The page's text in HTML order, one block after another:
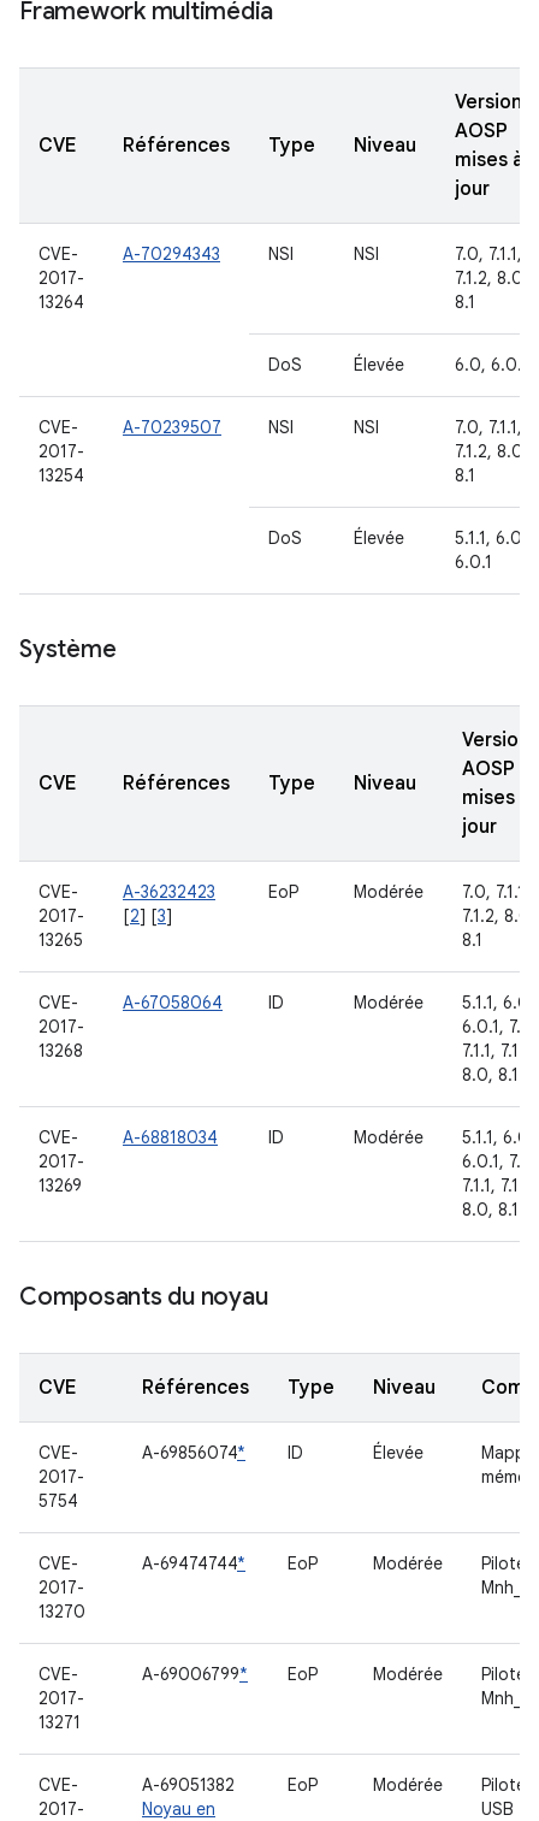
Framework multimédia
CVE Références Type Niveau
Versions
AOSP
mises à
jour
CVE-
2017-
13264
A-70294343 NSI NSI
7.0, 7.1.1,
7.1.2, 8.0,
8.1
DoS Élevée 6.0, 6.0.1
CVE-
2017-
13254
A-70239507 NSI NSI
7.0, 7.1.1,
7.1.2, 8.0,
8.1
DoS Élevée
5.1.1, 6.0,
6.0.1
Système
CVE Références Type Niveau
Versions
AOSP
mises à
jour
CVE-
2017-
13265
A-36232423
[2] [3]
EoP Modérée
7.0, 7.1.1,
7.1.2, 8.0,
8.1
CVE-
2017-
13268
A-67058064 ID Modérée
5.1.1, 6.0,
6.0.1, 7.0,
7.1.1, 7.1.2,
8.0, 8.1
CVE-
2017-
13269
A-68818034 ID Modérée
5.1.1, 6.0,
6.0.1, 7.0,
7.1.1, 7.1.2,
8.0, 8.1
Composants du noyau
CVE Références Type Niveau
CVE-
2017-
5754
A-69856074* ID Élevée
CVE-
2017-
13270
A-69474744* EoP Modérée
Pilote
CVE-
2017-
13271
A-69006799* EoP Modérée
Pilote
CVE-
2017-
A-69051382
Noyau en
EoP Modérée
Pilote
USB